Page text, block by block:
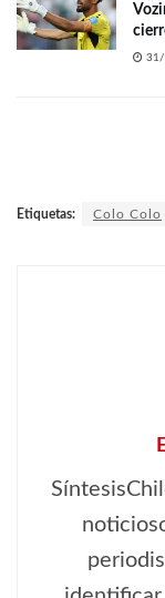
31/
Etiquetas: Colo Colo